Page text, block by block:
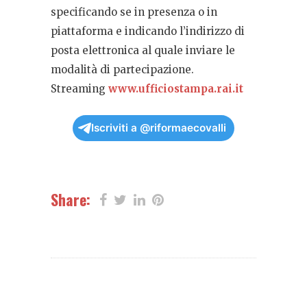
specificando se in presenza o in
piattaforma e indicando l’indirizzo di
posta elettronica al quale inviare le
modalità di partecipazione.
Streaming www.ufficiostampa.rai.it
Iscriviti a @riformaecovalli
Share: